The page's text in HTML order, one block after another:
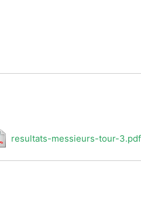
resultats-messieurs-tour-3.pdf